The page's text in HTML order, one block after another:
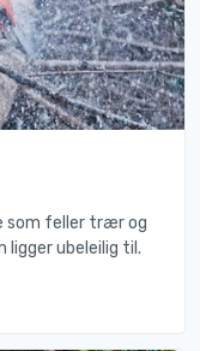
som feller trær og
ligger ubeleilig til.